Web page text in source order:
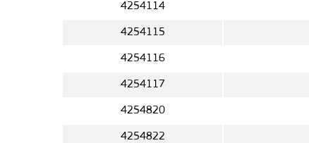
4254114
4254115
4254116
4254117
4254820
4254822